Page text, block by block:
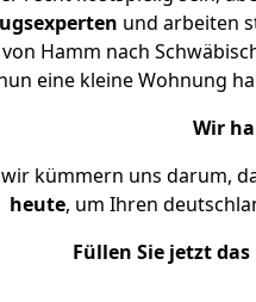
und arbeiten
Hamm nach
eine kleine Wohnung
Wir
wir kümmern uns darum,
heute, um Ihren
Füllen Sie jetzt